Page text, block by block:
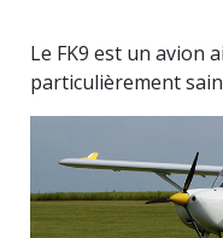
Le FK9 est un avion
particulièrement